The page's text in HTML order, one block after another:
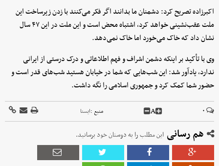
اکبرزاده تصریح کرد: دشمنان ما بدانند اگر فکر می‌کنند با زدن زیرساخت این
ملت عقب‌نشینی خواهد کرد، اشتباه محض است و این ملت در این ۴۷ سال
نشان داد که خاک می‌خورد اما خاک نمی‌دهد.
وی با تأکید بر اینکه دشمن اشراف و فهم اطلاعاتی و درک درستی از ایرانی
ندارد، یادآور شد: این شب‌هایی که شما در خیابان هستید شب‌های قدر است و
حضور شما کمک کرد و جمهوری اسلامی را نگه داشت.
۰ A منبع :ايسنا
هم رسانی این مطلب را به دوستان خود برسانید.